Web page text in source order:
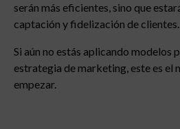
serán más eficientes, sino que
captación y fidelización de clientes.
Si aún no estás aplicando modelos
estrategia de marketing, este es el
empezar.